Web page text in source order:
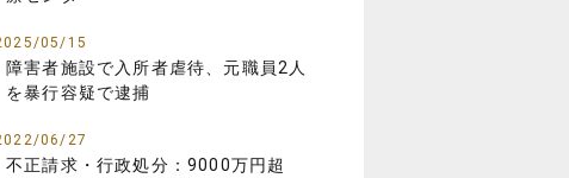
05/15
障害者施設で入所者虐待、元職員2人
を暴行容疑で逮捕
06/27
不正請求・行政処分：9000万円超